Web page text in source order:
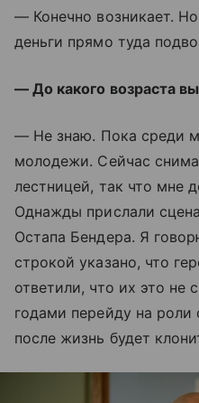
— Конечно возникает.
деньги прямо туда
— До какого возраста
— Не знаю. Пока среди
молодежи. Сейчас
лестницей, так что мне
Однажды прислали
Остапа Бендера. Я
строкой указано, что
ответили, что их это не
годами перейду на роли
после жизнь будет